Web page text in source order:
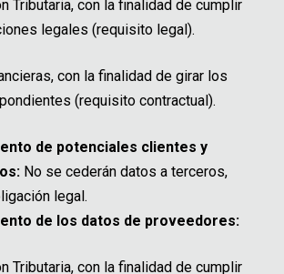
Tributaria, con la finalidad de cumplir
legales (requisito legal).
con la finalidad de girar los
(requisito contractual).
de potenciales clientes y
No se cederán datos a terceros,
legal.
de los datos de proveedores:
Tributaria, con la finalidad de cumplir